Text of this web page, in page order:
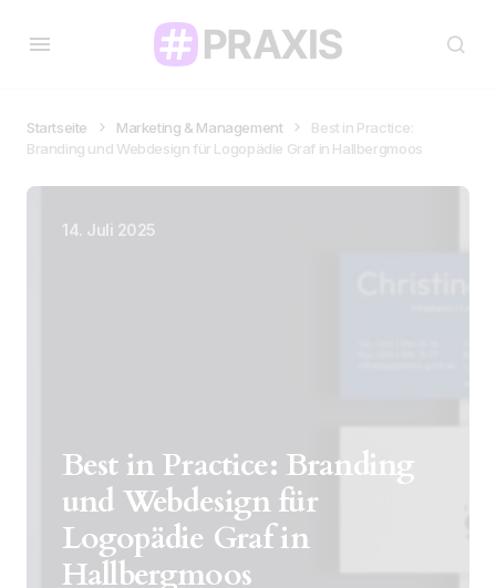
Startseite Marketing & Management
Best in Practice:
Branding und Webdesign für Logopädie Graf in Hallbergmoos
14. Juli 2025
Best in Practice: Branding
und Webdesign für
Logopädie Graf in
Hallbergmoos